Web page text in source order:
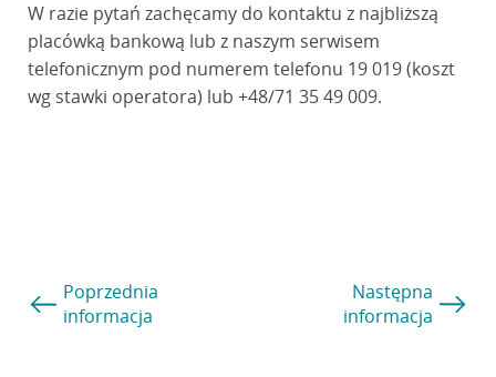
W razie pytań zachęcamy do kontaktu z najbliższą
placówką bankową lub z naszym serwisem
telefonicznym pod numerem telefonu 19 019 (koszt
wg stawki operatora) lub +48/71 35 49 009.
Poprzednia
informacja
Następna
informacja